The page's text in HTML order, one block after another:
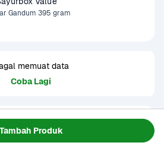
Tambah Produk
Gandum 395 gram
memuat data
Coba Lagi
terbuat dari tepung gandum